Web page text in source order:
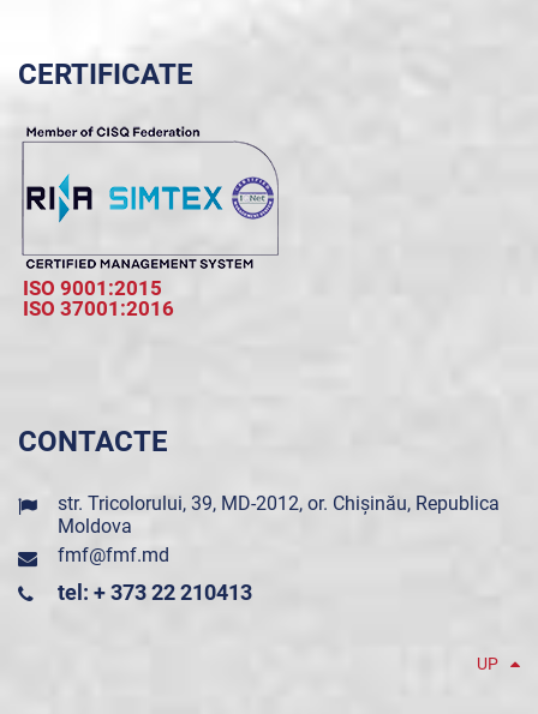
CERTIFICATE
ISO 9001:2015
ISO 37001:2016
CONTACTE
str. Tricolorului, 39, MD-2012, or. Chișinău, Republica
Moldova
fmf@fmf.md
tel: + 373 22 210413
UP